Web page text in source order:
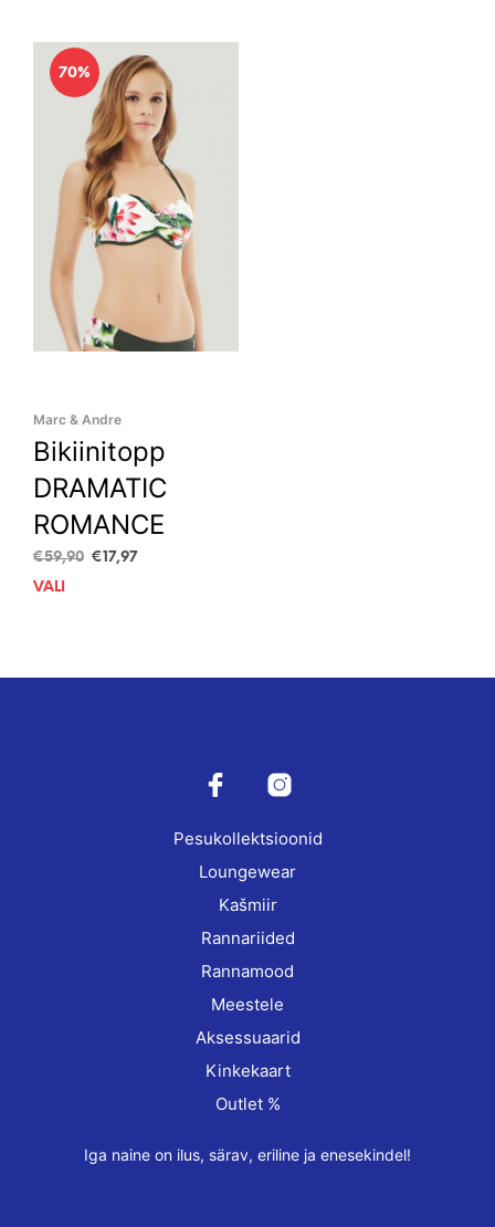
70%
Marc & Andre
Bikiinitopp
DRAMATIC
ROMANCE
€59,90 Algne
€17,97Current
VALI
variants.
chosen
the
product
Pesukollektsioonid
Loungewear
Kašmiir
Rannariided
Rannamood
Meestele
Aksessuaarid
Kinkekaart
Outlet %
Iga naine on ilus, särav, eriline ja enesekindel!